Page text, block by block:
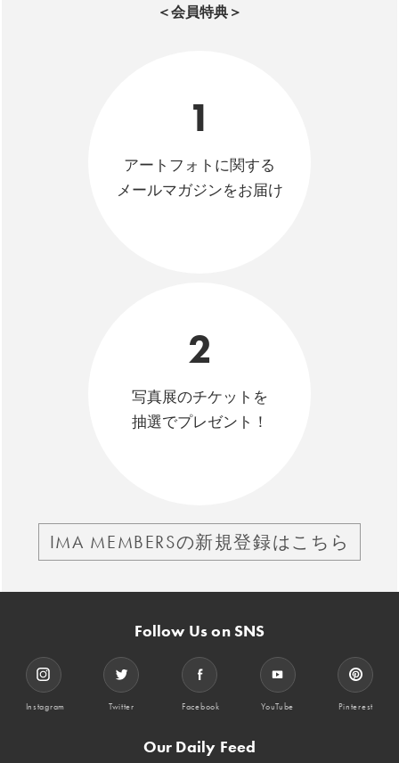
＜会員特典＞
1
アートフォトに関する
メールマガジンをお届け
2
写真展のチケットを
抽選でプレゼント！
IMA MEMBERSの新規登録はこちら
Follow Us on SNS
Instagram Twitter Facebook YouTube Pinterest
Our Daily Feed